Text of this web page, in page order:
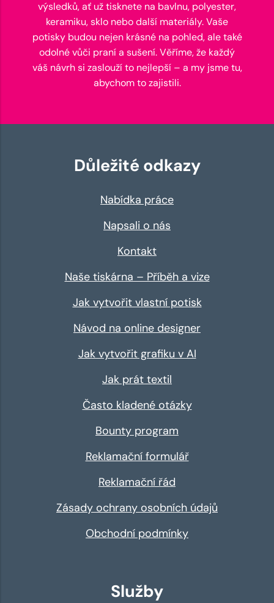
výsledků, ať už tisknete na bavlnu, polyester,
keramiku, sklo nebo další materiály. Vaše
potisky budou nejen krásné na pohled, ale také
odolné vůči praní a sušení. Věříme, že každý
váš návrh si zaslouží to nejlepší – a my jsme tu,
abychom to zajistili.
Důležité odkazy
Nabídka práce
Napsali o nás
Kontakt
Naše tiskárna – Příběh a vize
Jak vytvořit vlastní potisk
Návod na online designer
Jak vytvořit grafiku v AI
Jak prát textil
Často kladené otázky
Bounty program
Reklamační formulář
Reklamační řád
Zásady ochrany osobních údajů
Obchodní podmínky
Služby